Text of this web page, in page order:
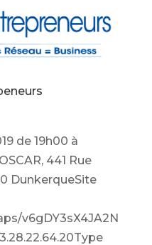
de 19h00 à
441 Rue
DunkerqueSite
v6gDY3sX4JA2N